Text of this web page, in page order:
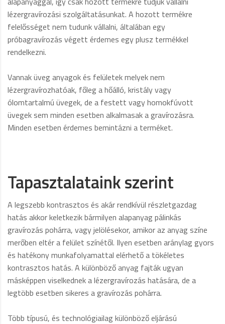
lézergravírozási szolgáltatásunkat. A hozott termékre
felelősséget nem tudunk vállalni, általában egy
próbagravírozás végett érdemes egy plusz termékkel
rendelkezni.
Vannak üveg anyagok és felületek melyek nem
lézergravírozhatóak, főleg a hőálló, kristály vagy
ólomtartalmú üvegek, de a festett vagy homokfúvott
üvegek sem minden esetben alkalmasak a gravírozásra.
Minden esetben érdemes bemintázni a terméket.
Tapasztalataink szerint
A legszebb kontrasztos és akár rendkívül részletgazdag
hatás akkor keletkezik bármilyen alapanyag pálinkás
gravírozás pohárra, vagy jelölésekor, amikor az anyag színe
merőben eltér a felület színétől. Ilyen esetben aránylag gyors
és hatékony munkafolyamattal elérhető a tökéletes
kontrasztos hatás. A különböző anyag fajták ugyan
másképpen viselkednek a lézergravírozás hatására, de a
legtöbb esetben sikeres a gravírozás pohárra.
Több típusú, és technológiailag különböző eljárású